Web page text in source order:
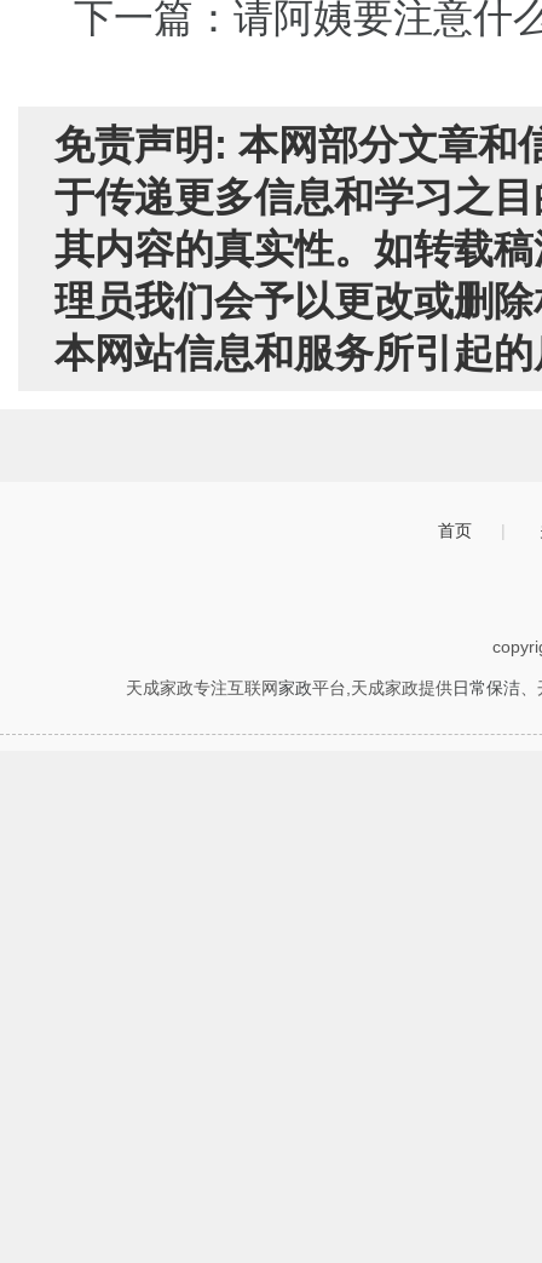
下一篇：请阿姨要注意什
免责声明: 本网部分文章和
于传递更多信息和学习之
其内容的真实性。如转载
理员我们会予以更改或删
本网站信息和服务所引起
首页 |
天成家政专注互联网家政平台,天成家政提供日常保洁、